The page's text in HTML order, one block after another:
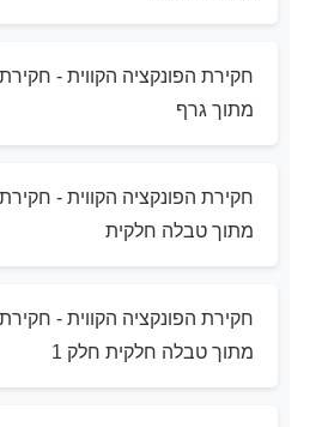
חקירת הפונקציה הקווית -
מתוך גרף
חקירת הפונקציה הקווית -
מתוך טבלה חלקית
חקירת הפונקציה הקווית -
מתוך טבלה חלקית חלק 1